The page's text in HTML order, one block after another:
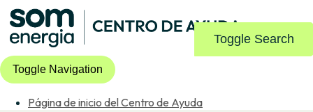
Toggle Navigation
Página de inicio del Centro de Ayuda
Toggle Search